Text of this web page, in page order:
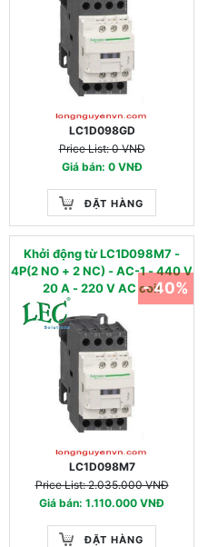
LC1D098GD
Price List: 0 VNĐ
Giá bán: 0 VNĐ
ĐẶT HÀNG
Khởi động từ LC1D098M7 -
4P(2 NO + 2 NC) - AC-1 - 440 V
20 A - 220 V AC coil
LC1D098M7
Price List: 2.035.000 VNĐ
Giá bán: 1.110.000 VNĐ
ĐẶT HÀNG
- 40%